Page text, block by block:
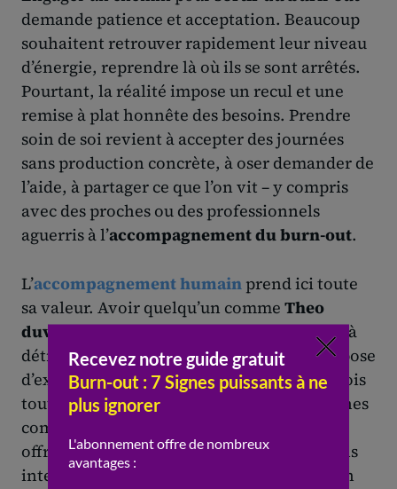
demande patience et acceptation. Beaucoup
souhaitent retrouver rapidement leur niveau
d’énergie, reprendre là où ils se sont arrêtés.
Pourtant, la réalité impose un recul et une
remise à plat honnête des besoins. Prendre
soin de soi revient à accepter des journées
sans production concrète, à oser demander de
l’aide, à partager ce que l’on vit – y compris
avec des proches ou des professionnels
aguerris à l’accompagnement du burn-out.
L’accompagnement humain prend ici toute
sa valeur. Avoir quelqu’un comme Theo
duvergerqui accueille sans juger, qui aide à
détricoter le fil des événements et qui propose
d’expérimenter des outils adaptés fait parfois
toute la différence. C’est là que des approches
comme l’
offrant un espace pour décrypter sensations
internes, émotions enfouies et non-dits. En